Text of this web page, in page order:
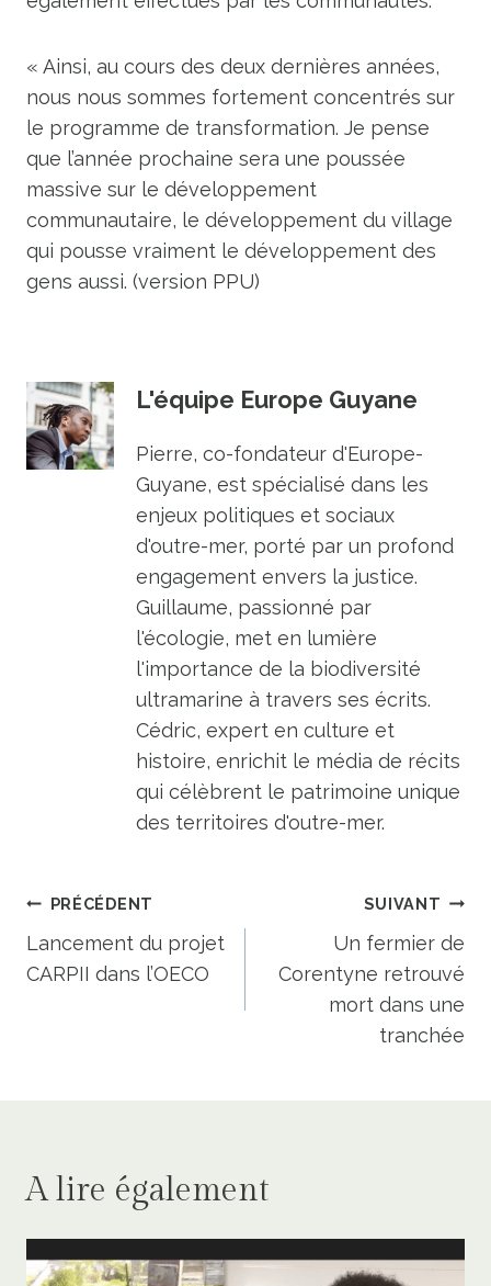
« Ainsi, au cours des deux dernières années,
nous nous sommes fortement concentrés sur
le programme de transformation. Je pense
que l’année prochaine sera une poussée
massive sur le développement
communautaire, le développement du village
qui pousse vraiment le développement des
gens aussi. (version PPU)
L'équipe Europe Guyane
Pierre, co-fondateur d'Europe-
Guyane, est spécialisé dans les
enjeux politiques et sociaux
d'outre-mer, porté par un profond
engagement envers la justice.
Guillaume, passionné par
l'écologie, met en lumière
l'importance de la biodiversité
ultramarine à travers ses écrits.
Cédric, expert en culture et
histoire, enrichit le média de récits
qui célèbrent le patrimoine unique
des territoires d'outre-mer.
Navigation
de
l’article
PRÉCÉDENT
Lancement du projet
CARPII dans l’OECO
SUIVANT
Un fermier de
Corentyne retrouvé
mort dans une
tranchée
A lire également